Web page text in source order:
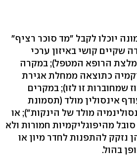
יוכלו לקבל "מד סוכר רציף"
שקיים קושי באיזון ערכי
הרופא המטפל); במקרה
כתוצאה ממחלת אגירת
שמחוברות זו לזו); במקרים
אינסולין מולד (תסמונת
מולד של הינקות"); או
מהיפוגליקמיות חמורות ולא
נזקק להתפנות לחדר מיון או
בהול.